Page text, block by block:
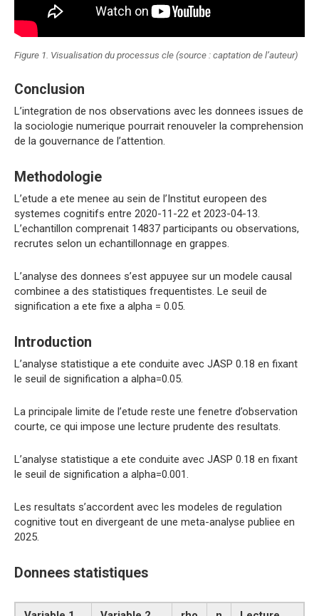
Figure 1. Visualisation du processus cle (source : captation de l’auteur)
Conclusion
L’integration de nos observations avec les donnees issues de
la sociologie numerique pourrait renouveler la comprehension
de la gouvernance de l’attention.
Methodologie
L’etude a ete menee au sein de l’Institut europeen des
systemes cognitifs entre 2020-11-22 et 2023-04-13.
L’echantillon comprenait 14837 participants ou observations,
recrutes selon un echantillonnage en grappes.
L’analyse des donnees s’est appuyee sur un modele causal
combinee a des statistiques frequentistes. Le seuil de
signification a ete fixe a alpha = 0.05.
Introduction
L’analyse statistique a ete conduite avec JASP 0.18 en fixant
le seuil de signification a alpha=0.05.
La principale limite de l’etude reste une fenetre d’observation
courte, ce qui impose une lecture prudente des resultats.
L’analyse statistique a ete conduite avec JASP 0.18 en fixant
le seuil de signification a alpha=0.001.
Les resultats s’accordent avec les modeles de regulation
cognitive tout en divergeant de une meta-analyse publiee en
2025.
Donnees statistiques